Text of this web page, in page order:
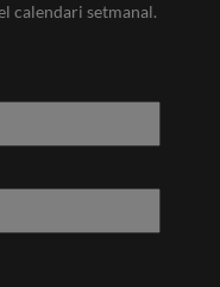
calendari setmanal.